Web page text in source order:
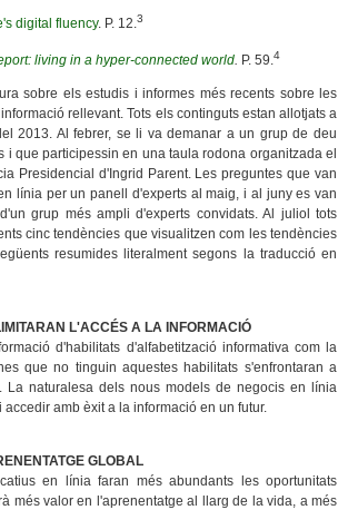
digital fluency. P. 12.3
living in a hyper-connected world. P. 59.4
sobre els estudis i informes més recents sobre les
rellevant. Tots els continguts estan allotjats a
2013. Al febrer, se li va demanar a un grup de deu
que participessin en una taula rodona organitzada el
Presidencial d'Ingrid Parent. Les preguntes que van
línia per un panell d'experts al maig, i al juny es van
grup més ampli d'experts convidats. Al juliol tots
cinc tendències que visualitzen com les tendències
resumides literalment segons la traducció en
L'ACCÉS A LA INFORMACIÓ
d'habilitats d'alfabetització informativa com la
que no tinguin aquestes habilitats s'enfrontaran a
naturalesa dels nous models de negocis en línia
amb èxit a la informació en un futur.
GLOBAL
en línia faran més abundants les oportunitats
més valor en l'aprenentatge al llarg de la vida, a més